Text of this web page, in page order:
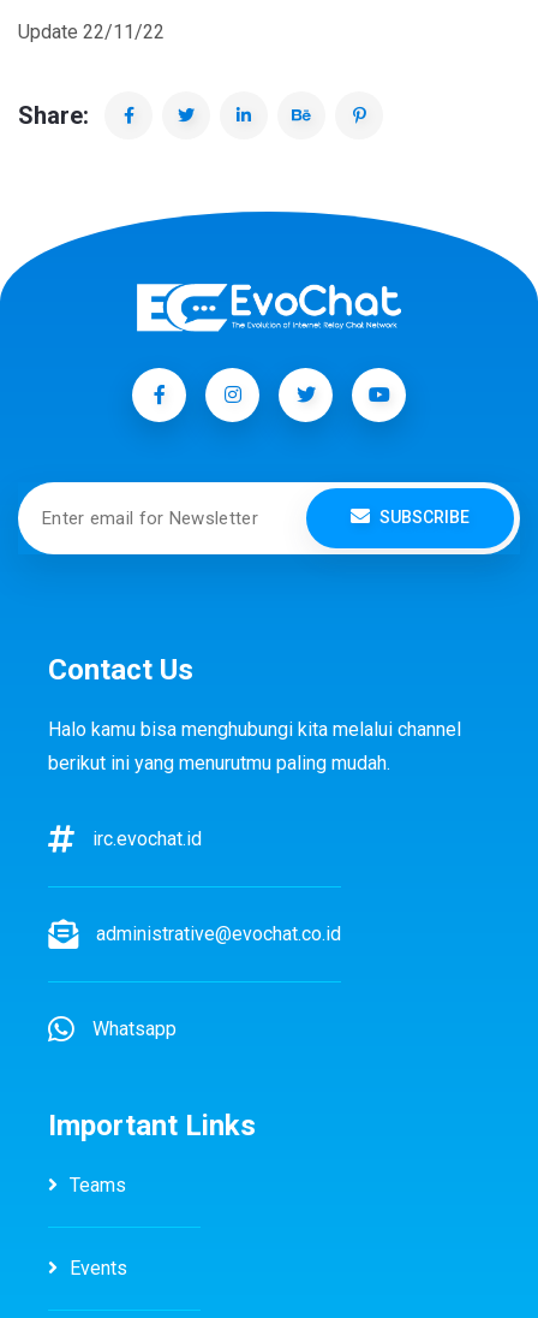
Update 22/11/22
Share:
SUBSCRIBE
Contact Us
Halo kamu bisa menghubungi kita melalui channel
berikut ini yang menurutmu paling mudah.
irc.evochat.id
administrative@evochat.co.id
Whatsapp
Important Links
Teams
Events